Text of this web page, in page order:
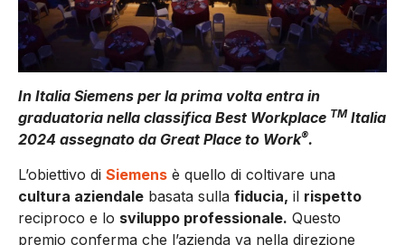
In Italia Siemens per la prima volta entra in
graduatoria nella classifica Best Workplace TM Italia
2024 assegnato da Great Place to Work®.
L’obiettivo di Siemens è quello di coltivare una
cultura aziendale basata sulla fiducia, il rispetto
reciproco e lo sviluppo professionale. Questo
premio conferma che l’azienda va nella direzione